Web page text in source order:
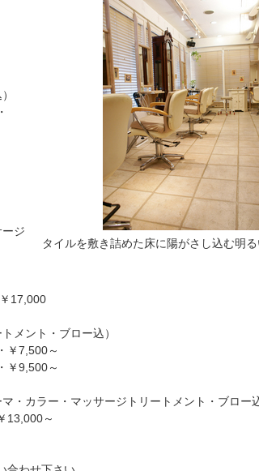
タイルを敷き詰めた床に陽がさし込む明る
ジ
17,000
メント・ブロー込）
￥7,500～
￥9,500～
・カラー・マッサージトリートメント・ブロー
13,000～